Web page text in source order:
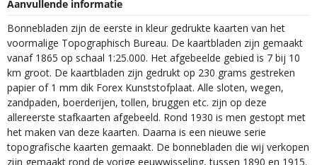
Aanvullende informatie
Bonnebladen zijn de eerste in kleur gedrukte kaarten van het
voormalige Topographisch Bureau. De kaartbladen zijn gemaakt
vanaf 1865 op schaal 1:25.000. Het afgebeelde gebied is 7 bij 10
km groot. De kaartbladen zijn gedrukt op 230 grams gestreken
papier of 1 mm dik Forex Kunststofplaat. Alle sloten, wegen,
zandpaden, boerderijen, tollen, bruggen etc. zijn op deze
allereerste stafkaarten afgebeeld. Rond 1930 is men gestopt met
het maken van deze kaarten. Daarna is een nieuwe serie
topografische kaarten gemaakt. De bonnebladen die wij verkopen
zijn gemaakt rond de vorige eeuwwisseling, tussen 1890 en 1915.